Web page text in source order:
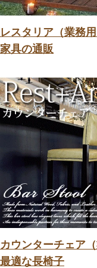
レスタリア（業務
家具の通販
カウンターチェア
最適な長椅子